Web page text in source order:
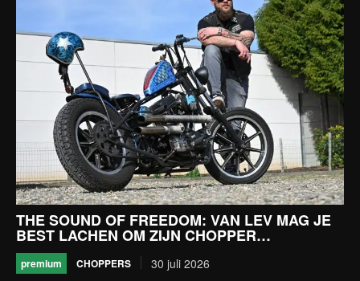
THE SOUND OF FREEDOM: VAN LEV MAG JE
BEST LACHEN OM ZIJN CHOPPER…
premium CHOPPERS 30 juli 2026